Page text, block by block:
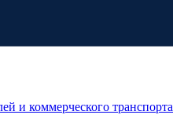
и коммерческого транспорта